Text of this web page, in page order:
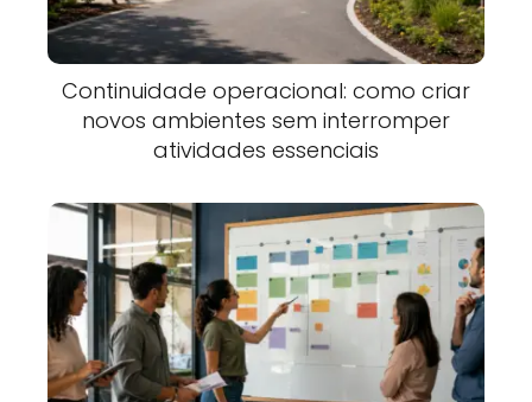
Continuidade operacional: como criar
novos ambientes sem interromper
atividades essenciais